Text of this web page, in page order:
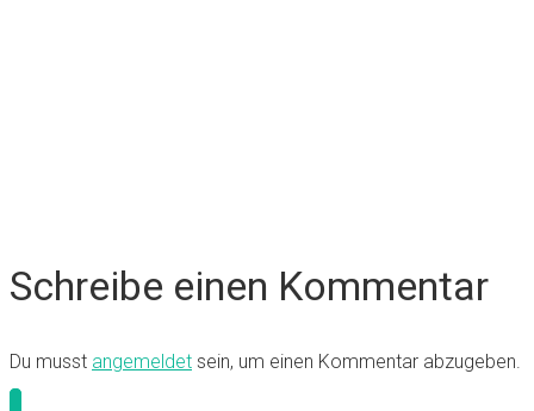
Schreibe einen Kommentar
Du musst angemeldet sein, um einen Kommentar abzugeben.